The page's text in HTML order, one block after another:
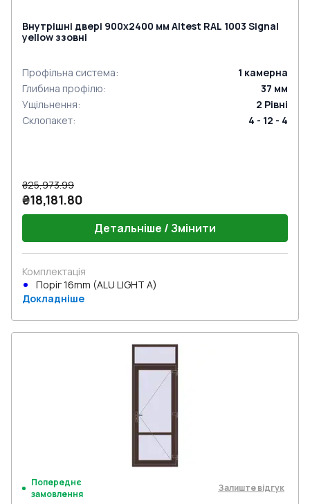
Внутрішні двері 900x2400 мм Altest RAL 1003 Signal
yellow ззовні
Профільна система: 1 камерна
Глибина профілю: 37 мм
Ущільнення: 2 Рівні
Склопакет: 4 - 12 - 4
₴25,973.99
₴18,181.80
Детальніше / Змінити
Комплектація
Поріг 16mm (ALU LIGHT A)
Докладніше
Попереднє
замовлення
Залиште відгук